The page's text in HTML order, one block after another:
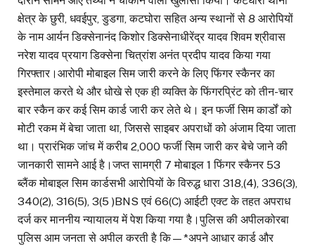
क्षेत्र के छुरी, धवईपुर, डुडगा, कटघोरा सहित अन्य स्थानों से 8 आरोपियों
के नाम आर्यन डिक्सेनानंद किशोर डिक्सेनाधीरेंद्र यादव शिवम श्रीवास
नरेश यादव प्रयाग डिक्सेना चित्रांश अनंत प्रदीप यादव किया गया
गिरफ्तार।आरोपी मोबाइल सिम जारी करने के लिए फिंगर स्कैनर का
इस्तेमाल करते थे और धोखे से एक ही व्यक्ति के फिंगरप्रिंट को तीन-चार
बार स्कैन कर कई सिम कार्ड जारी कर लेते थे। इन फर्जी सिम कार्डों को
मोटी रकम में बेचा जाता था, जिससे साइबर अपराधों को अंजाम दिया जाता
था। प्रारंभिक जांच में करीब 2,000 फर्जी सिम जारी कर बेचे जाने की
जानकारी सामने आई है।जप्त सामग्री 7 मोबाइल 1 फिंगर स्कैनर 53
ब्लैंक मोबाइल सिम कार्डसभी आरोपियों के विरुद्ध धारा 318,(4), 336(3),
340(2), 316(5), 3(5 )BNS एवं 66(C) आईटी एक्ट के तहत अपराध
दर्ज कर माननीय न्यायालय में पेश किया गया है।पुलिस की अपीलकोरबा
पुलिस आम जनता से अपील करती है कि—*अपने आधार कार्ड और